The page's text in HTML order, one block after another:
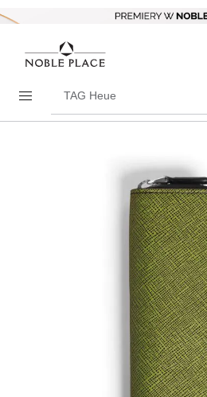
products